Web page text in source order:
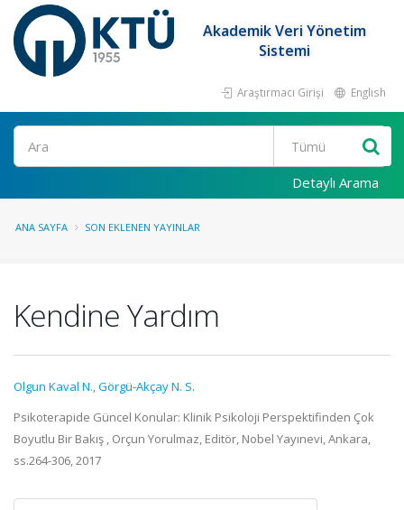
Akademik Veri Yönetim
Sistemi
Araştırmacı Girişi English
Ara
Detaylı Arama
ANA SAYFA SON EKLENEN YAYINLAR
Kendine Yardım
Olgun Kaval N.,Görgü-Akçay N. S.
Psikoterapide Güncel Konular: Klinik Psikoloji Perspektifinden Çok
Boyutlu Bir Bakış , Orçun Yorulmaz, Editör, Nobel Yayınevi, Ankara,
ss.264-306, 2017